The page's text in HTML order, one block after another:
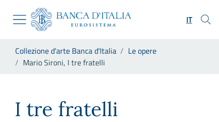
Skip to Main Content
Vai al sito istituzionale
Vai al menu di navigazione
Vai alla ricerca
Vai al footer
IT
Collezione d'arte Banca d'Italia
Le opere
Mario Sironi, I tre fratelli
I tre fratelli